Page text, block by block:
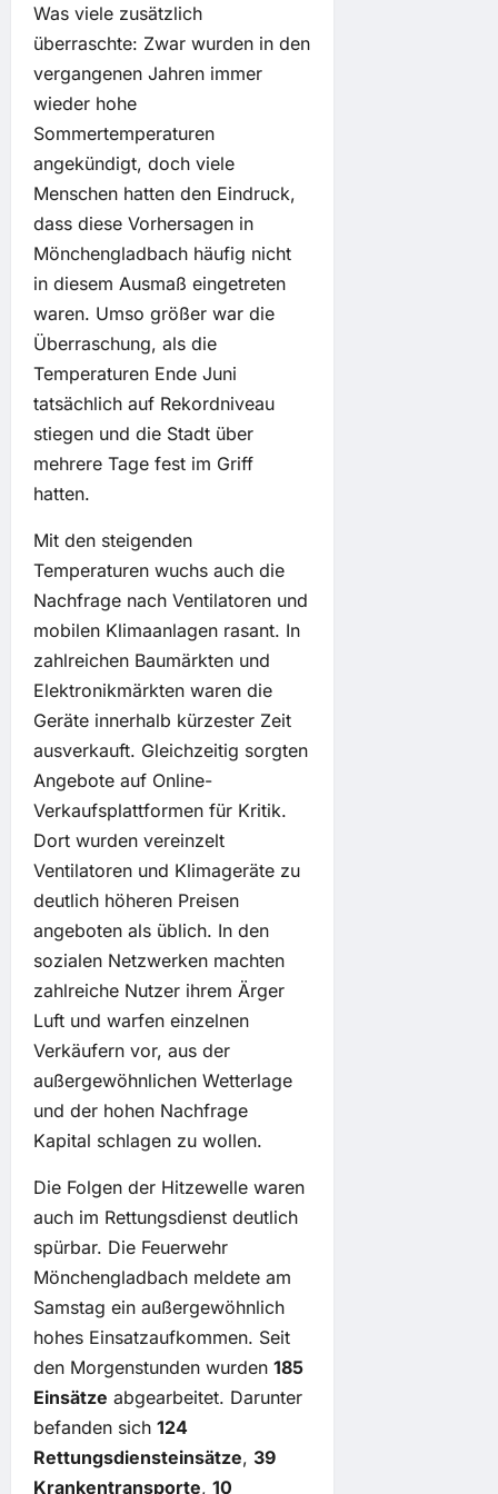
Was viele zusätzlich
überraschte: Zwar wurden in den
vergangenen Jahren immer
wieder hohe
Sommertemperaturen
angekündigt, doch viele
Menschen hatten den Eindruck,
dass diese Vorhersagen in
Mönchengladbach häufig nicht
in diesem Ausmaß eingetreten
waren. Umso größer war die
Überraschung, als die
Temperaturen Ende Juni
tatsächlich auf Rekordniveau
stiegen und die Stadt über
mehrere Tage fest im Griff
hatten.
Mit den steigenden
Temperaturen wuchs auch die
Nachfrage nach Ventilatoren und
mobilen Klimaanlagen rasant. In
zahlreichen Baumärkten und
Elektronikmärkten waren die
Geräte innerhalb kürzester Zeit
ausverkauft. Gleichzeitig sorgten
Angebote auf Online-
Verkaufsplattformen für Kritik.
Dort wurden vereinzelt
Ventilatoren und Klimageräte zu
deutlich höheren Preisen
angeboten als üblich. In den
sozialen Netzwerken machten
zahlreiche Nutzer ihrem Ärger
Luft und warfen einzelnen
Verkäufern vor, aus der
außergewöhnlichen Wetterlage
und der hohen Nachfrage
Kapital schlagen zu wollen.
Die Folgen der Hitzewelle waren
auch im Rettungsdienst deutlich
spürbar. Die Feuerwehr
Mönchengladbach meldete am
Samstag ein außergewöhnlich
hohes Einsatzaufkommen. Seit
den Morgenstunden wurden 185
Einsätze abgearbeitet. Darunter
befanden sich 124
Rettungsdiensteinsätze, 39
Krankentransporte, 10